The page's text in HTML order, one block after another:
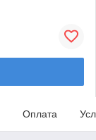
Оплата